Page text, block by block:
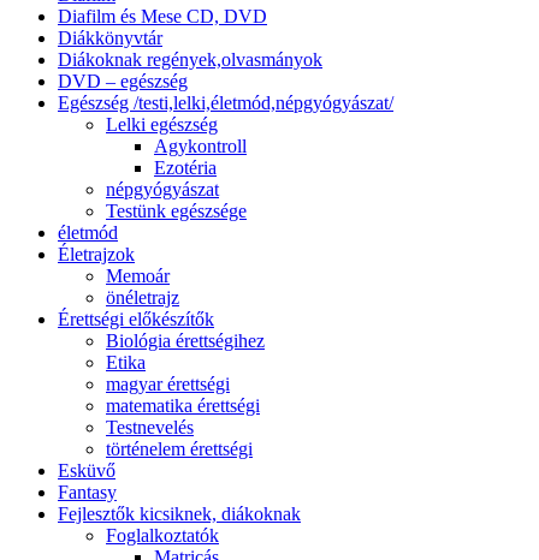
Diafilm és Mese CD, DVD
Diákkönyvtár
Diákoknak regények,olvasmányok
DVD – egészség
Egészség /testi,lelki,életmód,népgyógyászat/
Lelki egészség
Agykontroll
Ezotéria
népgyógyászat
Testünk egészsége
életmód
Életrajzok
Memoár
önéletrajz
Érettségi előkészítők
Biológia érettségihez
Etika
magyar érettségi
matematika érettségi
Testnevelés
történelem érettségi
Esküvő
Fantasy
Fejlesztők kicsiknek, diákoknak
Foglalkoztatók